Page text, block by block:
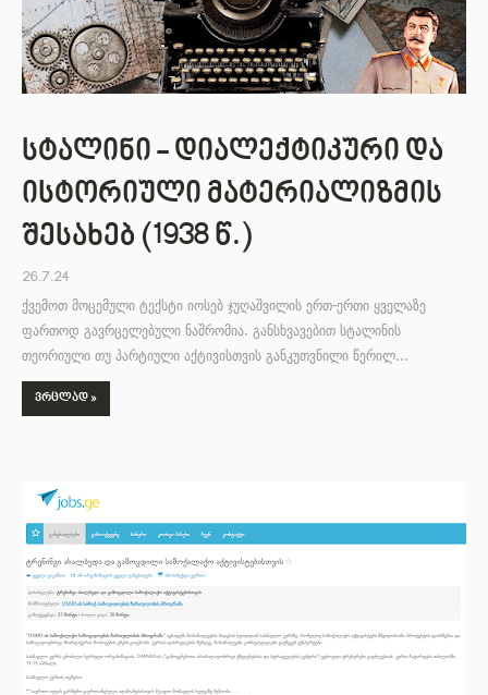
სტალინი - დიალექტიკური და
ისტორიული მატერიალიზმის
შესახებ (1938 წ.)
26.7.24
ქვემოთ მოცემული ტექსტი იოსებ ჯუღაშვილის ერთ-ერთი ყველაზე
ფართოდ გავრცელებული ნაშრომია. განსხვავებით სტალინის
თეორიული თუ პარტიული აქტივისთვის განკუთვნილი წერილ…
ᲕᲠᲪᲚᲐᲓ »